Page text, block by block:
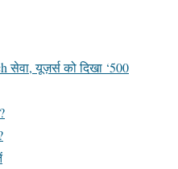
सेवा, यूज़र्स को दिखा ‘500